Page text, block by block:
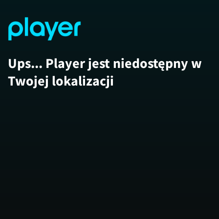
Ups... Player jest niedostępny w
Twojej lokalizacji